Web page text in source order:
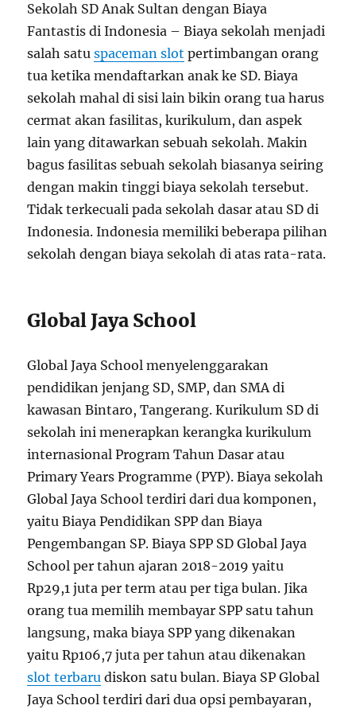
Sekolah SD Anak Sultan dengan Biaya
Fantastis di Indonesia – Biaya sekolah menjadi
salah satuspaceman slot pertimbangan orang
tua ketika mendaftarkan anak ke SD. Biaya
sekolah mahal di sisi lain bikin orang tua harus
cermat akan fasilitas, kurikulum, dan aspek
lain yang ditawarkan sebuah sekolah. Makin
bagus fasilitas sebuah sekolah biasanya seiring
dengan makin tinggi biaya sekolah tersebut.
Tidak terkecuali pada sekolah dasar atau SD di
Indonesia. Indonesia memiliki beberapa pilihan
sekolah dengan biaya sekolah di atas rata-rata.
Global Jaya School
Global Jaya School menyelenggarakan
pendidikan jenjang SD, SMP, dan SMA di
kawasan Bintaro, Tangerang. Kurikulum SD di
sekolah ini menerapkan kerangka kurikulum
internasional Program Tahun Dasar atau
Primary Years Programme (PYP). Biaya sekolah
Global Jaya School terdiri dari dua komponen,
yaitu Biaya Pendidikan SPP dan Biaya
Pengembangan SP. Biaya SPP SD Global Jaya
School per tahun ajaran 2018-2019 yaitu
Rp29,1 juta per term atau per tiga bulan. Jika
orang tua memilih membayar SPP satu tahun
langsung, maka biaya SPP yang dikenakan
yaitu Rp106,7 juta per tahun atau dikenakan
slot terbaru diskon satu bulan. Biaya SP Global
Jaya School terdiri dari dua opsi pembayaran,